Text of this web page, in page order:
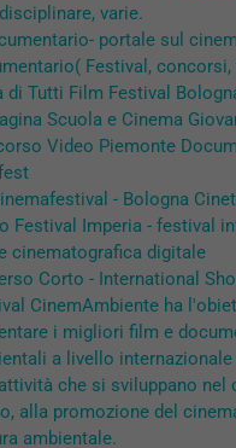
varie.
portale sul
Festival, concorsi,
di Tutti Film Festival
Scuola e Cinema
Video Piemonte
- Bologna
Festival Imperia - festival
cinematografica digitale
Corto - International
CinemAmbiente ha
i migliori film e
a livello
che si sviluppano nel
alla promozione del
ambientale.